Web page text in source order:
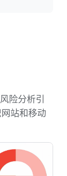
险分析引
站和移动